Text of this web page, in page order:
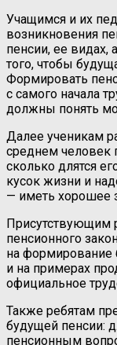
Учащимся и их
возникновения
пенсии, ее видах,
того, чтобы
Формировать
с самого начала
должны понять
Далее ученикам
среднем человек
сколько длятся
кусок жизни и
— иметь хорошее
Присутствующим
пенсионного
на формирование
и на примерах
официальное
Также ребятам
будущей пенсии:
пенсионным